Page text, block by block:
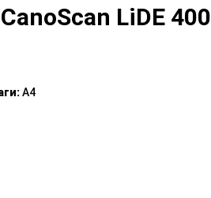
LiDE 400
:A4